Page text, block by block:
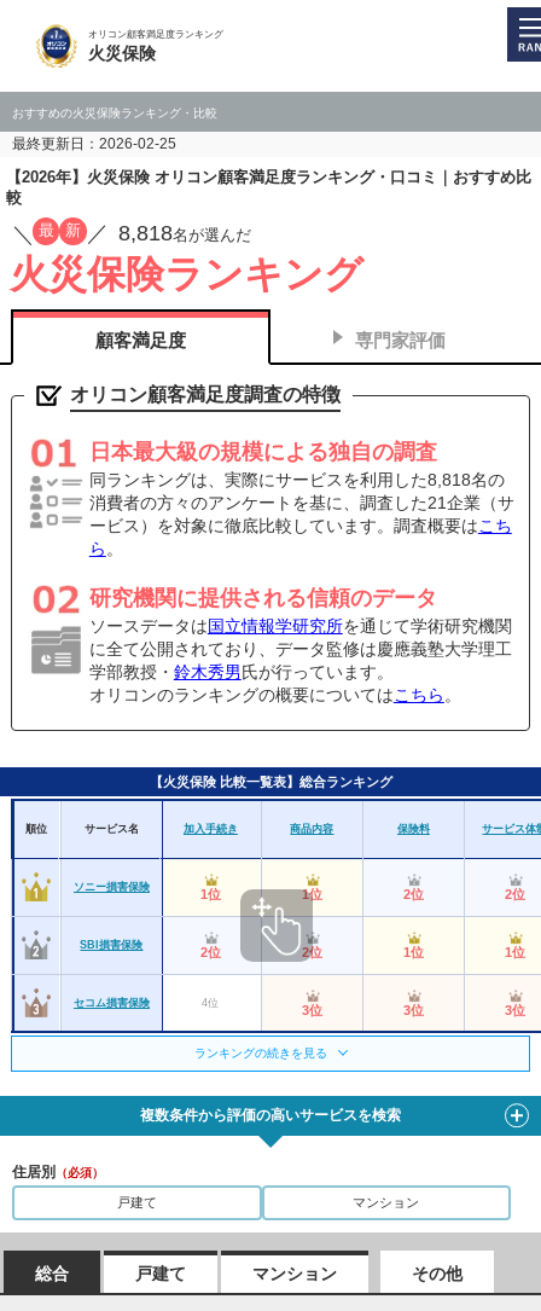
オリコン顧客満足度ランキング
火災保険
おすすめの火災保険ランキング・比較
最終更新日：2026-02-25
【2026年】火災保険 オリコン顧客満足度ランキング・口コミ｜おすすめ比
較
／ 最 新 ／ 8,818名が選んだ
火災保険ランキング
顧客満足度 専門家評価
オリコン顧客満足度調査の特徴
日本最大級の規模による独自の調査
同ランキングは、実際にサービスを利用した8,818名の
消費者の方々のアンケートを基に、調査した21企業（サ
ービス）を対象に徹底比較しています。調査概要はこち
ら。
研究機関に提供される信頼のデータ
ソースデータは国立情報学研究所を通じて学術研究機関
に全て公開されており、データ監修は慶應義塾大学理工
学部教授・ 鈴木秀男氏が行っています。
オリコンのランキングの概要についてはこちら 。
【火災保険 比較一覧表】総合ランキング
順位 サービス名 加入手続き 商品内容 保険料 サービス体
ソニー損害保険 1位 1位 2位 2位
SBI損害保険 2位 2位 1位 1位
セコム損害保険 4位 3位 3位 3位
3位 5位
三井住友海上火災
5位 7位 4位
共栄火災海上保険
7位 8位 10位 5位
ト損害保険
5位 4位 5位 ー
ランキングの続きを見る
複数条件から評価の高いサービスを検索
住居別 （必須）
戸建て マンション
総合 戸建て マンション その他